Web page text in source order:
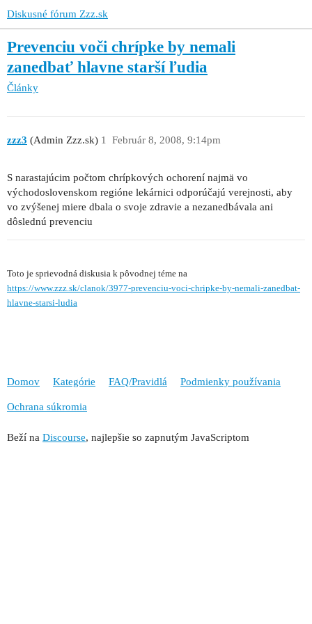
Diskusné fórum Zzz.sk
Prevenciu voči chrípke by nemali
zanedbať hlavne starší ľudia
Články
zzz3 (Admin Zzz.sk) Február 8, 2008, 9:14pm
1
S narastajúcim počtom chrípkových ochorení najmä vo
východoslovenskom regióne lekárnici odporúčajú verejnosti, aby
vo zvýšenej miere dbala o svoje zdravie a nezanedbávala ani
dôslednú prevenciu
Toto je sprievodná diskusia k pôvodnej téme na
https://www.zzz.sk/clanok/3977-prevenciu-voci-chripke-by-nemali-zanedbat-
hlavne-starsi-ludia
Domov Kategórie FAQ/Pravidlá Podmienky používania
Ochrana súkromia
Beží na Discourse, najlepšie so zapnutým JavaScriptom